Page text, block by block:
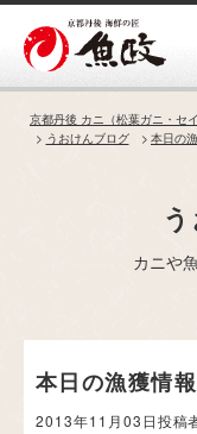
Skip
content
京都丹後 カニ（松葉ガニ・セ
うおけんブログ
本日の
カニや
本日の漁獲
2013年11月03日投稿